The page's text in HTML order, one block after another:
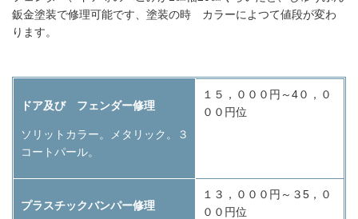
鈑金塗装で修理可能です、塗装の時 カラーによつて値段が変わ
ります。
ドア及び フェンダー修理
ソリットカラー。メタリック。３
コートパール。
１５，０００円～4０，０
００円位
プラスチックバンパー修理
１３，０００円～３5，０
００円位